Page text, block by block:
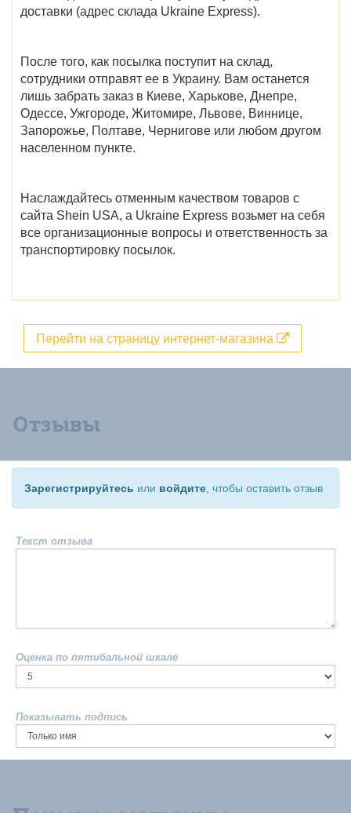
доставки (адрес склада Ukraine Express).
После того, как посылка поступит на склад,
сотрудники отправят ее в Украину. Вам останется
лишь забрать заказ в Киеве, Харькове, Днепре,
Одессе, Ужгороде, Житомире, Львове, Виннице,
Запорожье, Полтаве, Чернигове или любом другом
населенном пункте.
Наслаждайтесь отменным качеством товаров с
сайта Shein USA, а Ukraine Express возьмет на себя
все организационные вопросы и ответственность за
транспортировку посылок.
Перейти на страницу интернет-магазина
Отзывы
Зарегистрируйтесь или войдите , чтобы оставить отзыв
Текст отзыва
Оценка по пятибальной шкале
Показывать подпись